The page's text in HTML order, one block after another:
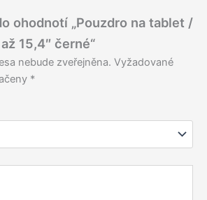
ohodnotí „Pouzdro na tablet /
15,4″ černé“
nebude zveřejněna. Vyžadované
*